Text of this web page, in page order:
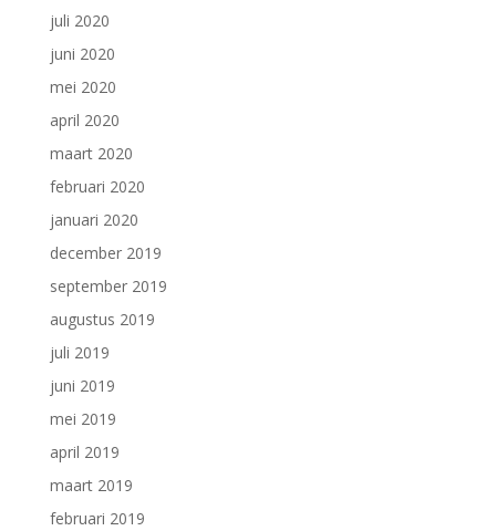
juli 2020
juni 2020
mei 2020
april 2020
maart 2020
februari 2020
januari 2020
december 2019
september 2019
augustus 2019
juli 2019
juni 2019
mei 2019
april 2019
maart 2019
februari 2019